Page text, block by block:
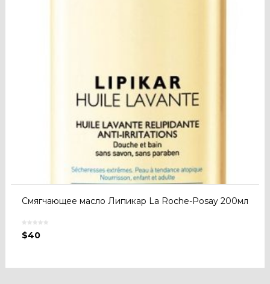
Cмягчающее масло Липикар La Roche-Posay 200мл
$40